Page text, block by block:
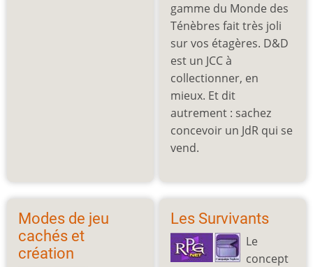
gamme du Monde des
Ténèbres fait très joli
sur vos étagères. D&D
est un JCC à
collectionner, en
mieux. Et dit
autrement : sachez
concevoir un JdR qui se
vend.
Modes de jeu
cachés et
création
Les Survivants
Le
concept